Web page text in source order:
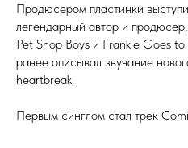
Продюсером пластинки
легендарный автор и
Pet Shop Boys и Frankie Goes
ранее описывал звучание
heartbreak.
Первым синглом стал трек